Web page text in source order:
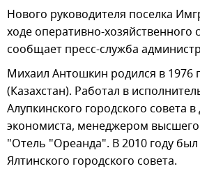
Нового руководителя поселка
ходе оперативно-хозяйственного
сообщает пресс-служба
Михаил Антошкин родился в 1976
(Казахстан). Работал в
Алупкинского городского совета
экономиста, менеджером
"Отель "Ореанда". В 2010 году
Ялтинского городского совета.